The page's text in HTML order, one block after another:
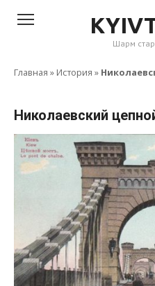
Шарм
Главная » История »
Николаевский